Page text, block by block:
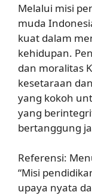
Melalui misi
muda
kuat dalam
kehidupan.
dan moralitas
kesetaraan
yang kokoh
yang
bertanggung
Referensi:
“Misi
upaya nyata